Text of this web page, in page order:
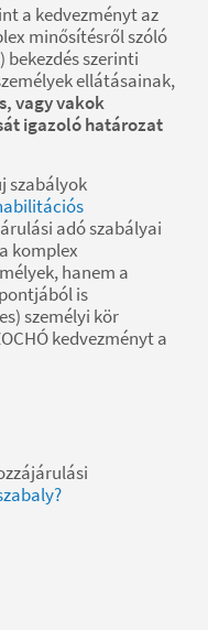
a kedvezményt az
minősítésről szóló
bekezdés szerinti
ellátásainak,
vagy vakok
igazoló határozat
szabályok
adó szabályai
komplex
hanem a
is
személyi kör
kedvezményt a